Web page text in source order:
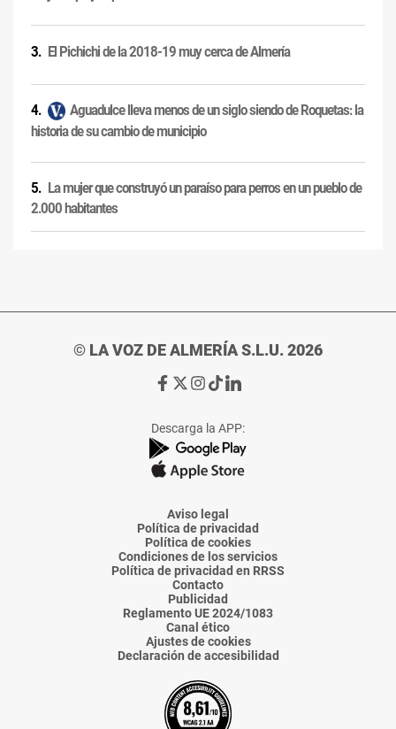
El Pichichi de la 2018-19 muy cerca de Almería
Aguadulce lleva menos de un siglo siendo de Roquetas: la
historia de su cambio de municipio
La mujer que construyó un paraíso para perros en un pueblo de
2.000 habitantes
© LA VOZ DE ALMERÍA S.L.U. 2026
Ir
de
La
Voz
Almería
Ir
de
La
Voz
Almería
Ir
de
La
Voz
Almería
Ir
de
La
Voz
Almería
Ir
de
La
Voz
Descarga la APP:
Aviso legal
Política de privacidad
Política de cookies
Condiciones de los servicios
Política de privacidad en RRSS
Contacto
Publicidad
Reglamento UE 2024/1083
Canal ético
Ajustes de cookies
Declaración de accesibilidad